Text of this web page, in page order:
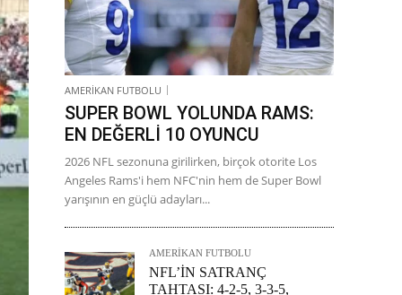
AMERİKAN FUTBOLU
SUPER BOWL YOLUNDA RAMS:
EN DEĞERLİ 10 OYUNCU
2026 NFL sezonuna girilirken, birçok otorite Los
Angeles Rams'i hem NFC'nin hem de Super Bowl
yarışının en güçlü adayları...
AMERİKAN FUTBOLU
NFL’İN SATRANÇ
TAHTASI: 4-2-5, 3-3-5,